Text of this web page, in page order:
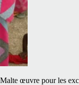
œuvre pour les